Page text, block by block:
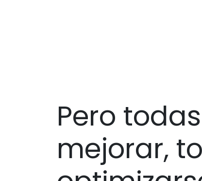
Pero
mejorar,